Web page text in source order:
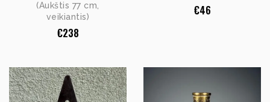
(Aukštis 77 cm,
veikiantis)
€238
€46